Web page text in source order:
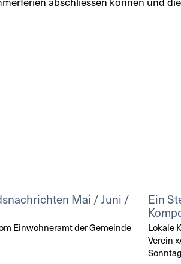
Mai / Juni /
Einwohneramt der Gemeinde
Ein
Lokale
Verein